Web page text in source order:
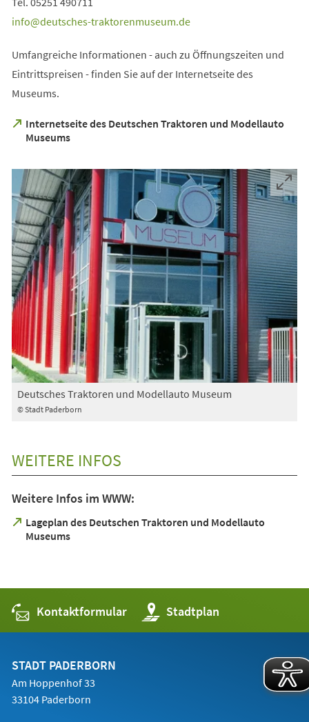
info
deutsches-traktorenmuseum de
Umfangreiche Informationen - auch zu Öffnungszeiten und
Eintrittspreisen - finden Sie auf der Internetseite des
Museums.
Internetseite des Deutschen Traktoren und Modellauto
Museums
(Öffnet
neuen
Tab)
© Stadt Paderborn
Deutsches Traktoren und Modellauto Museum
WEITERE INFOS
Weitere Infos im WWW:
Lageplan des Deutschen Traktoren und Modellauto
Museums
(Öffnet
Tab)
Kontaktformular Stadtplan
(Öffnet
in
einem
STADT PADERBORN
Am Hoppenhof 33
33104 Paderborn